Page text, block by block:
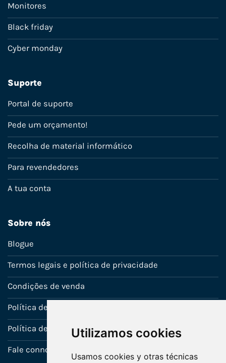
Utilizamos cookies
Usamos cookies y otras técnicas
Monitores
Black friday
Cyber monday
Suporte
Portal de suporte
Pede um orçamento!
Recolha de material informático
Para revendedores
A tua conta
Sobre nós
Blogue
Termos legais e política de privacidade
Condições de venda
Política de Garantia
Política de utilização de cookies
Fale connosco